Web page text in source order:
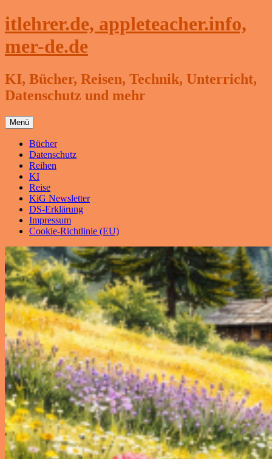
Zum
Inhalt
itlehrer.de, appleteacher.info,
mer-de.de
KI, Bücher, Reisen, Technik, Unterricht,
Datenschutz und mehr
Menü
Bücher
Datenschutz
Reihen
KI
Reise
KiG Newsletter
DS-Erklärung
Impressum
Cookie-Richtlinie (EU)